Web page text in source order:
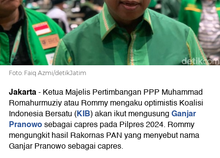
Hasil
Rakornas
Foto: Faiq Azmi/detikJatim
Jakarta-Ketua Majelis Pertimbangan PPP Muhammad
Romahurmuziy atau Rommy mengaku optimistis Koalisi
Indonesia Bersatu (KIB) akan ikut mengusungGanjar
Pranowosebagai capres pada Pilpres 2024. Rommy
mengungkit hasil Rakornas PAN yang menyebut nama
Ganjar Pranowo sebagai capres.